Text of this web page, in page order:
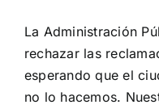
La Administración
rechazar las
esperando que el
no lo hacemos.